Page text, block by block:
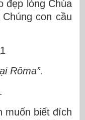
đẹp lòng Chúa
con cầu
Rôma”.
muốn biết đích